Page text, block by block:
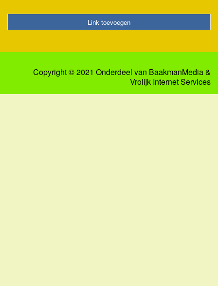
Link toevoegen
Copyright © 2021 Onderdeel van BaakmanMedia&
Vrolijk Internet Services